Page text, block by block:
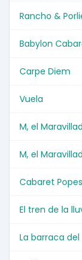
Rancho &
Babylon
Carpe Diem
Vuela
M, el
M, el
Cabaret
El tren de la
La barraca del